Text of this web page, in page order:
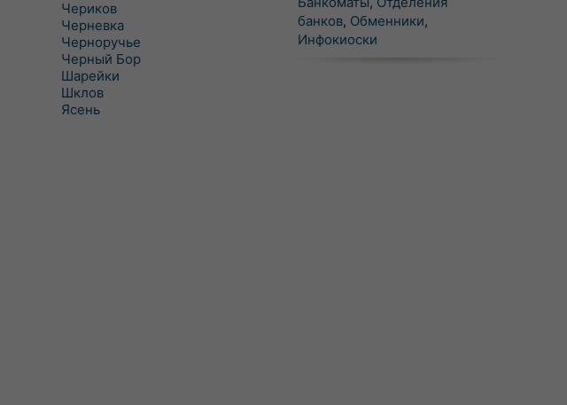
Чериков
Черневка
Черноручье
Черный Бор
Шарейки
Шклов
Ясень
банков, Обменники,
Инфокиоски